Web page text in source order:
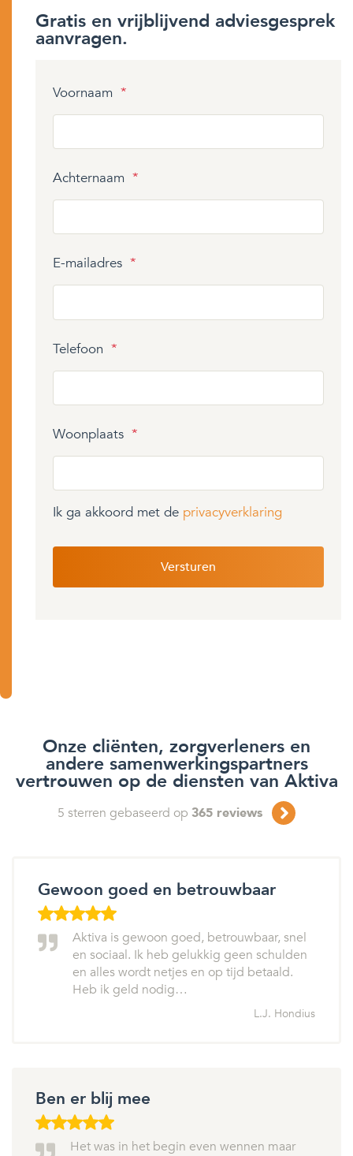
Gratis en vrijblijvend adviesgesprek
aanvragen.
Voornaam *
Achternaam *
E-mailadres *
Telefoon *
Woonplaats *
Ik ga akkoord met de privacyverklaring
Onze cliënten, zorgverleners en
andere samenwerkingspartners
vertrouwen op de diensten van Aktiva
5 sterren gebaseerd op 365 reviews
Gewoon goed en betrouwbaar
Aktiva is gewoon goed, betrouwbaar, snel
en sociaal. Ik heb gelukkig geen schulden
en alles wordt netjes en op tijd betaald.
Heb ik geld nodig…
L.J. Hondius
Ben er blij mee
Het was in het begin even wennen maar